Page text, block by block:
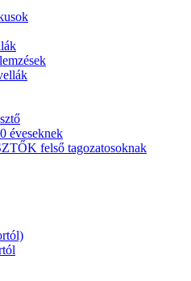
éveseknek
felső tagozatosoknak